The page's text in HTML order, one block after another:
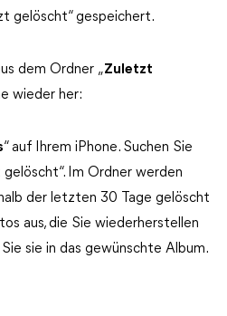
gelöscht“ gespeichert.
dem Ordner „Zuletzt
wieder her:
“ auf Ihrem iPhone. Suchen Sie
Im Ordner werden
der letzten 30 Tage gelöscht
aus, die Sie wiederherstellen
sie in das gewünschte Album.